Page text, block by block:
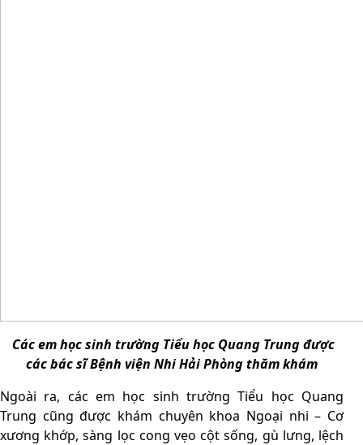
Các em học sinh trường Tiểu học Quang Trung được
các bác sĩ Bệnh viện Nhi Hải Phòng thăm khám
Ngoài ra, các em học sinh trường Tiểu học Quang
Trung cũng được khám chuyên khoa Ngoại nhi – Cơ
xương khớp, sàng lọc cong vẹo cột sống, gù lưng, lệch